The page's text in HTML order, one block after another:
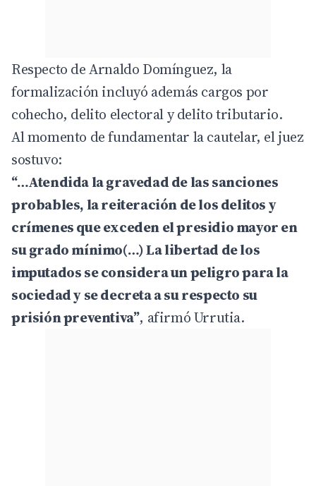
Respecto de Arnaldo Domínguez, la
formalización incluyó además cargos por
cohecho, delito electoral y delito tributario.
Al momento de fundamentar la cautelar, el juez
sostuvo:
“…Atendida la gravedad de las sanciones
probables, la reiteración de los delitos y
crímenes que exceden el presidio mayor en
su grado mínimo(…) La libertad de los
imputados se considera un peligro para la
sociedad y se decreta a su respecto su
prisión preventiva”, afirmó Urrutia.